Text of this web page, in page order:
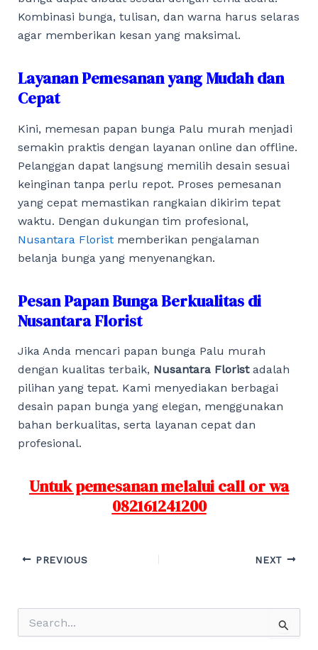
Kombinasi bunga, tulisan, dan warna harus selaras
agar memberikan kesan yang maksimal.
Layanan Pemesanan yang Mudah dan
Cepat
Kini, memesan papan bunga Palu murah menjadi
semakin praktis dengan layanan online dan offline.
Pelanggan dapat langsung memilih desain sesuai
keinginan tanpa perlu repot. Proses pemesanan
yang cepat memastikan rangkaian dikirim tepat
waktu. Dengan dukungan tim profesional,
Nusantara Floristmemberikan pengalaman
belanja bunga yang menyenangkan.
Pesan Papan Bunga Berkualitas di
Nusantara Florist
Jika Anda mencari papan bunga Palu murah
dengan kualitas terbaik, Nusantara Floristadalah
pilihan yang tepat. Kami menyediakan berbagai
desain papan bunga yang elegan, menggunakan
bahan berkualitas, serta layanan cepat dan
profesional.
Untuk pemesanan melalui call or wa
082161241200
Post
PREVIOUS NEXT